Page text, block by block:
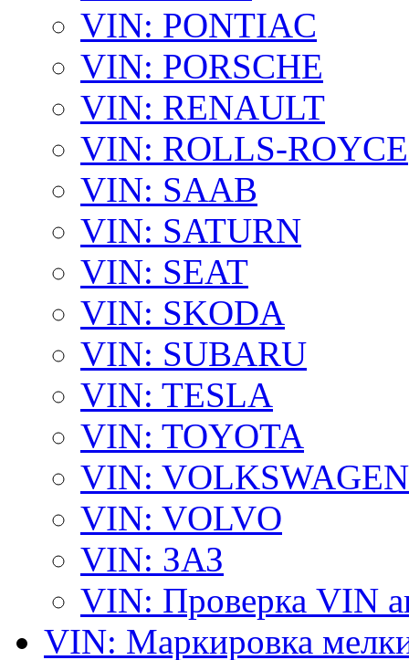
VIN: PONTIAC
VIN: PORSCHE
VIN: RENAULT
VIN: ROLLS-ROYCE
VIN: SAAB
VIN: SATURN
VIN: SEAT
VIN: SKODA
VIN: SUBARU
VIN: TESLA
VIN: TOYOTA
VIN: VOLKSWAGEN
VIN: VOLVO
VIN: ЗАЗ
VIN: Проверка VIN
VIN: Маркировка